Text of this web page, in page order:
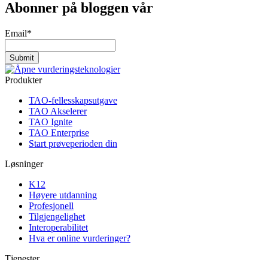
Abonner på bloggen vår
Email*
Produkter
TAO-fellesskapsutgave
TAO Akselerer
TAO Ignite
TAO Enterprise
Start prøveperioden din
Løsninger
K12
Høyere utdanning
Profesjonell
Tilgjengelighet
Interoperabilitet
Hva er online vurderinger?